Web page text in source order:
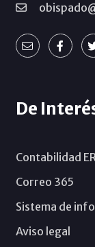
De
Contabilidad
Correo 365
Sistema de
Aviso legal